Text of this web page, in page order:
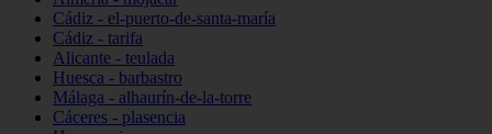
Cádiz - el-puerto-de-santa-maría
Cádiz - tarifa
Alicante - teulada
Huesca - barbastro
Málaga - alhaurín-de-la-torre
Cáceres - plasencia